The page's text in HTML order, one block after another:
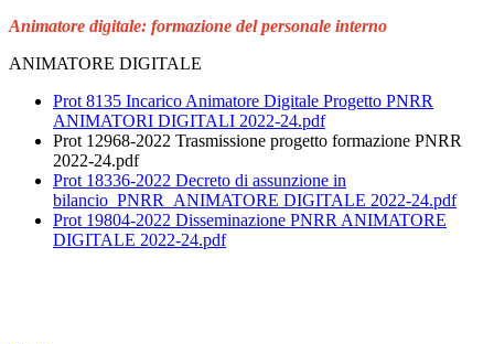
Animatore digitale: formazione del personale interno
ANIMATORE DIGITALE
Prot 8135 Incarico Animatore Digitale Progetto PNRR
ANIMATORI DIGITALI 2022-24.pdf
Prot 12968-2022 Trasmissione progetto formazione PNRR
2022-24.pdf
Prot 18336-2022 Decreto di assunzione in
bilancio_PNRR_ANIMATORE DIGITALE 2022-24.pdf
Prot 19804-2022 Disseminazione PNRR ANIMATORE
DIGITALE 2022-24.pdf